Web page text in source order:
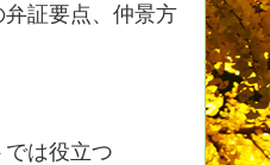
証要点、仲景方
は役立つ